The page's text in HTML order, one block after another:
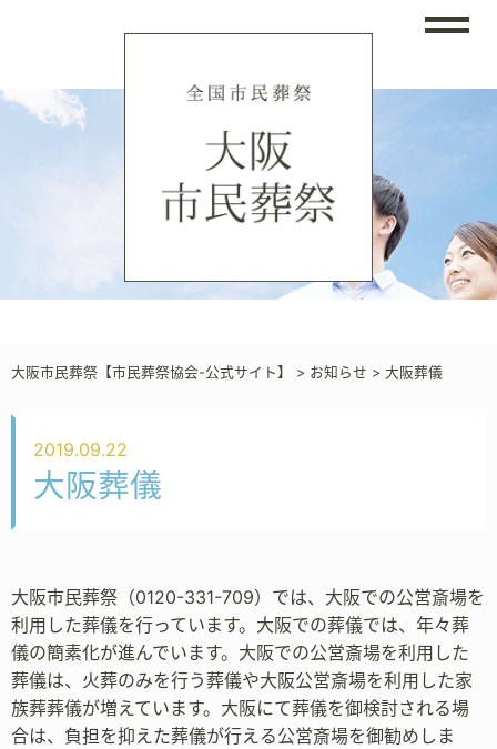
大阪市民葬祭【市民葬祭協会-公式サイト】 > お知らせ > 大阪葬儀
2019.09.22
大阪葬儀
大阪市民葬祭（0120-331-709）では、大阪での公営斎場を
利用した葬儀を行っています。大阪での葬儀では、年々葬
儀の簡素化が進んでいます。大阪での公営斎場を利用した
葬儀は、火葬のみを行う葬儀や大阪公営斎場を利用した家
族葬葬儀が増えています。大阪にて葬儀を御検討される場
合は、負担を抑えた葬儀が行える公営斎場を御勧めしま